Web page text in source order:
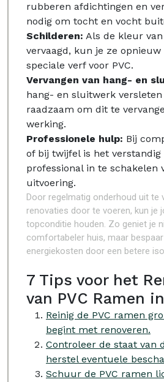
rubberen afdichtingen en
nodig om tocht en vocht
Schilderen: Als de kleur
vervaagd, kun je ze
speciale verf voor PVC.
Vervangen van hang- en
hang- en sluitwerk versleten
raadzaam om dit te
werking.
Professionele hulp: Bij
of bij twijfel is het verstandig
professional in te schakelen
uitvoering.
Door regelmatig onderhoud uit te
renovaties door te voeren, kun je
topconditie houden. Zo geniet je
comfortabeler huis, maar
energiekosten door een betere
7 Tips voor het
van PVC Ramen
Reinig de PVC ramen
begint met renoveren.
Controleer de staat van
herstel eventuele
Schuur de PVC ramen